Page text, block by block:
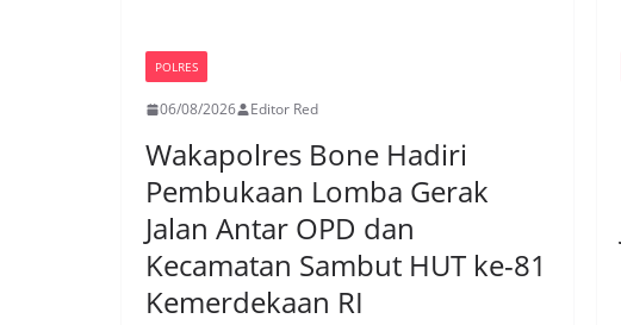
POLRES
06/08/2026 Editor Red
Wakapolres Bone Hadiri
Pembukaan Lomba Gerak
Jalan Antar OPD dan
Kecamatan Sambut HUT ke-81
Kemerdekaan RI